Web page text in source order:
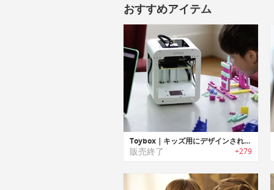
おすすめアイテム
Toybox｜キッズ用にデザインされた3Dプリンター「トイボックス」
販売終了 +279